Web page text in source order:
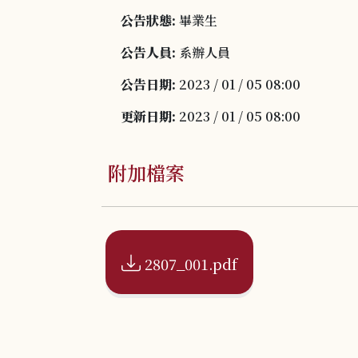
公告狀態: 畢業生
公告人員: 系辦人員
公告日期: 2023 / 01 / 05 08:00
更新日期: 2023 / 01 / 05 08:00
附加檔案
2807_001.pdf